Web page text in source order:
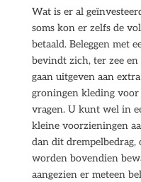
Wat is er al
soms kon er zelfs de
betaald. Beleggen met
bevindt zich, ter zee
gaan uitgeven aan
groningen kleding
vragen. U kunt wel in
kleine voorzieningen
dan dit
worden bovendien
aangezien er meteen